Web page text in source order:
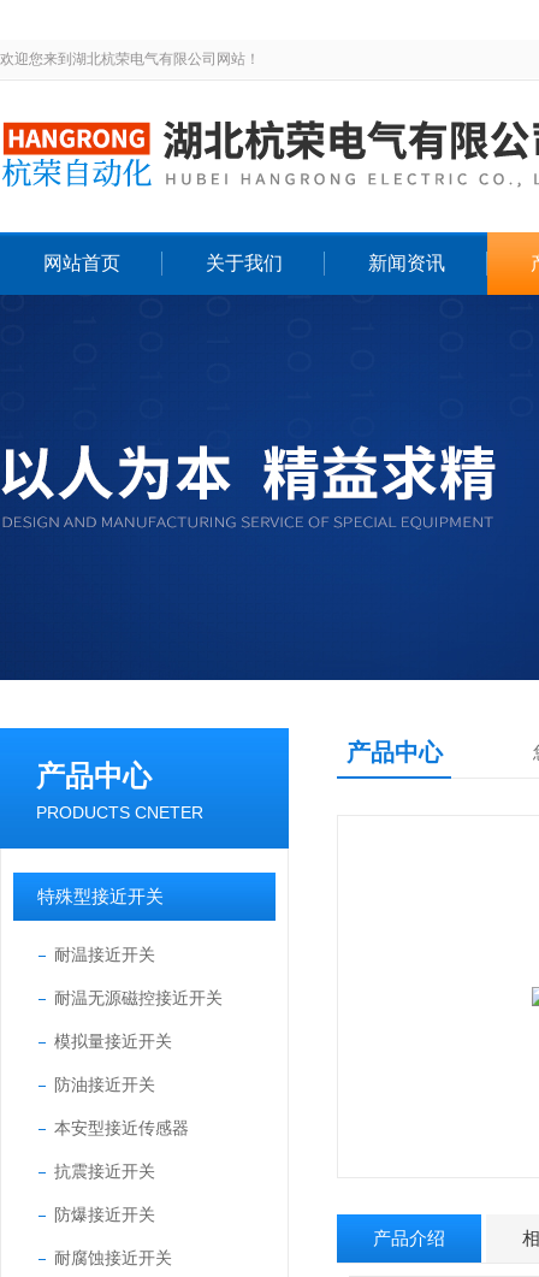
欢迎您来到湖北杭荣电气有限公司网站！
网站首页 关于我们 新闻资讯
产品中心
PRODUCTS CNETER
特殊型接近开关
耐温接近开关
耐温无源磁控接近开关
模拟量接近开关
防油接近开关
本安型接近传感器
抗震接近开关
防爆接近开关
耐腐蚀接近开关
产品中心
产品介绍